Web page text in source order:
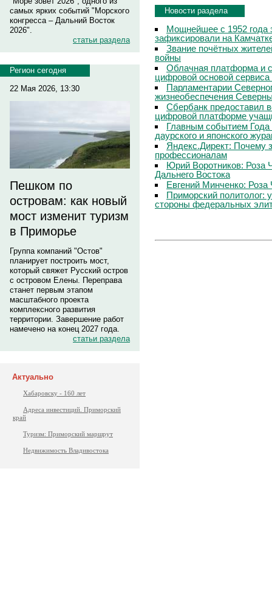
самых ярких событий "Морского
конгресса – Дальний Восток
2026".
статьи раздела
Регион сегодня
22 Мая 2026, 13:30
Пешком по
островам: как новый
мост изменит туризм
в Приморье
Группа компаний "Остов"
планирует построить мост,
который свяжет Русский остров
с островом Елены. Переправа
станет первым этапом
масштабного проекта
комплексного развития
территории. Завершение работ
намечено на конец 2027 года.
статьи раздела
Актуально
Хабаровску - 160 лет
Адреса инвестиций. Приморский
край
Туризм: Приморский маршрут
Недвижимость Владивостока
Новости раздела
Мощнейшее с 1952 года
зафиксировали на
Звание почётных
войны
Облачная платформа и
цифровой основой
Парламентарии
жизнеобеспечения
Сбербанк предоставил
цифровой платформе
Главным событием
даурского и японского
Яндекс.Директ: Почему
профессионалам
Юрий Воротников: Роза
Дальнего Востока
Евгений Минченко: Роза
Приморский политолог:
стороны федеральных